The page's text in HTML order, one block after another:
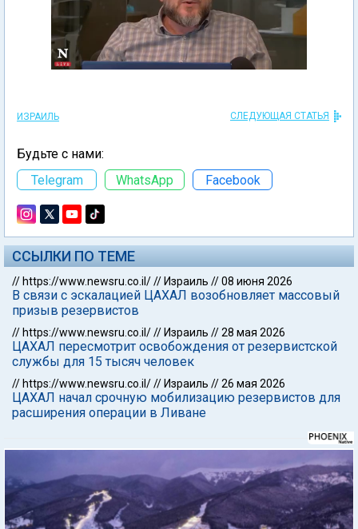
ИЗРАИЛЬ СЛЕДУЮЩАЯ СТАТЬЯ
Будьте с нами:
Telegram
WhatsApp Facebook
ССЫЛКИ ПО ТЕМЕ
// https://www.newsru.co.il/// Израиль //08 июня 2026
В связи с эскалацией ЦАХАЛ возобновляет массовый
призыв резервистов
// https://www.newsru.co.il/// Израиль //28 мая 2026
ЦАХАЛ пересмотрит освобождения от резервистской
службы для 15 тысяч человек
// https://www.newsru.co.il/// Израиль //26 мая 2026
ЦАХАЛ начал срочную мобилизацию резервистов для
расширения операции в Ливане